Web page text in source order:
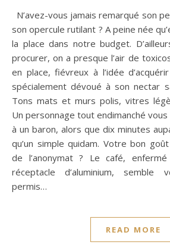
N’avez-vous jamais remarqué son petit air supérieur avec
son opercule rutilant ? A peine née
la place dans notre budget.
procurer, on a presque l’air de
en place, fiévreux à l’idée
spécialement dévoué à son nectar
Tons mats et murs polis, vitres
Un personnage tout endimanché
à un baron, alors que dix minutes
qu’un simple quidam. Votre bon
de l’anonymat ? Le café,
réceptacle d’aluminium, semble
permis…
READ MORE